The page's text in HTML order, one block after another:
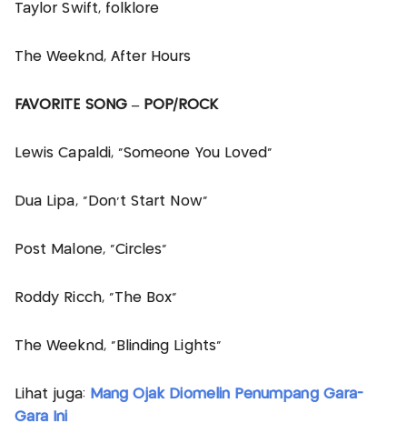
Taylor Swift, folklore
The Weeknd, After Hours
FAVORITE SONG – POP/ROCK
Lewis Capaldi, “Someone You Loved”
Dua Lipa, “Don’t Start Now”
Post Malone, “Circles”
Roddy Ricch, “The Box”
The Weeknd, “Blinding Lights”
Lihat juga: Mang Ojak Diomelin Penumpang Gara-
Gara Ini